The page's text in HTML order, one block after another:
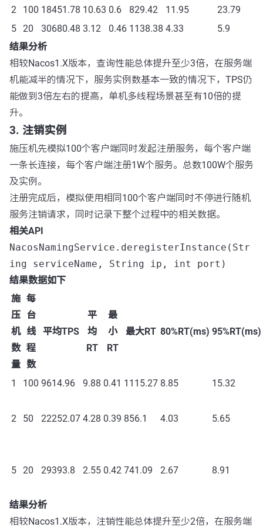
2 100 18451.78 10.63 0.6 829.42 11.95
23.79
5
20 30680.48 3.12 0.46 1138.38 4.33
5.9
结果分析
相较Nacos1.X版本，查询性能总体提升至少3倍，在服务端
机能减半的情况下，服务实例数基本一致的情况下，TPS仍
能做到3倍左右的提高，单机多线程场景甚至有10倍的提
升。
3. 注销实例
施压机先模拟100个客户端同时发起注册服务，每个客户端
一条长连接，每个客户端注册1W个服务。总数100W个服务
及实例。
注册完成后，模拟使用相同100个客户端同时不停进行随机
服务注销请求，同时记录下整个过程中的相关数据。
相关API
NacosNamingService.deregisterInstance(Str
ing serviceName, String ip, int port)
结果数据如下
施
压
机
数
量
每
台
线
程
数
平均TPS
平
均
RT
最
小
RT
最大RT 80%RT(ms) 95%RT(ms)
1 100 9614.96 9.88 0.41 1115.27 8.85 15.32
2 50 22252.07 4.28 0.39 856.1 4.03 5.65
5 20 29393.8 2.55 0.42 741.09 2.67 8.91
结果分析
相较Nacos1.X版本，注销性能总体提升至少2倍，在服务端